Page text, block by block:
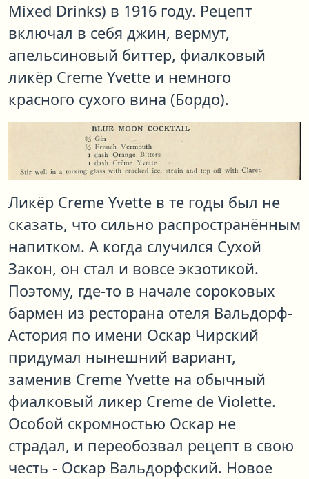
Mixed Drinks) в 1916 году. Рецепт
включал в себя джин, вермут,
апельсиновый биттер, фиалковый
ликёр Creme Yvette и немного
красного сухого вина (Бордо).
Ликёр Creme Yvette в те годы был не
сказать, что сильно распространённым
напитком. А когда случился Сухой
Закон, он стал и вовсе экзотикой.
Поэтому, где-то в начале сороковых
бармен из ресторана отеля Вальдорф-
Астория по имени Оскар Чирский
придумал нынешний вариант,
заменив Creme Yvette на обычный
фиалковый ликер Creme de Violette.
Особой скромностью Оскар не
страдал, и переобозвал рецепт в свою
честь - Оскар Вальдорфский. Новое